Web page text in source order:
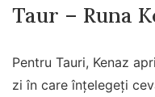
Taur – Runa
Pentru Tauri, Kenaz
zi în care înțelegeți